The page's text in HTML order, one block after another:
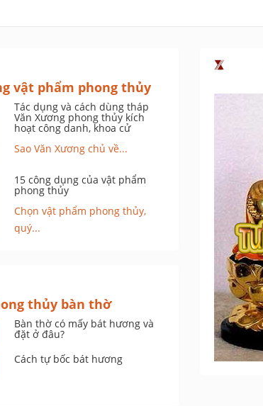
vật phẩm phong thủy
Tác dụng và cách dùng tháp
Văn Xương phong thủy kích
hoạt công danh, khoa cử
Sao Văn Xương chủ về...
15 công dụng của vật phẩm
phong thủy
Chọn vật phẩm phong thủy,
quý...
thủy bàn thờ
Bàn thờ có mấy bát hương và
đặt ở đâu?
Cách tự bốc bát hương